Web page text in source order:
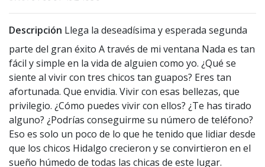
Descripción Llega la deseadísima y esperada segunda
parte del gran éxito A través de mi ventana Nada es tan
fácil y simple en la vida de alguien como yo. ¿Qué se
siente al vivir con tres chicos tan guapos? Eres tan
afortunada. Que envidia. Vivir con esas bellezas, que
privilegio. ¿Cómo puedes vivir con ellos? ¿Te has tirado
alguno? ¿Podrías conseguirme su número de teléfono?
Eso es solo un poco de lo que he tenido que lidiar desde
que los chicos Hidalgo crecieron y se convirtieron en el
sueño húmedo de todas las chicas de este lugar.